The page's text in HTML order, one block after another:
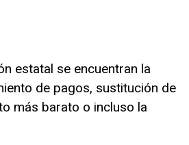
estatal se encuentran la
de pagos, sustitución de
más barato o incluso la